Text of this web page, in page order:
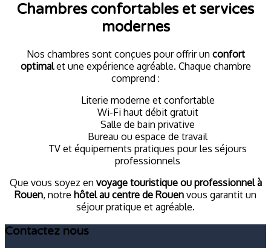
Chambres confortables et services
modernes
Nos chambres sont conçues pour offrir un confort
optimalet une expérience agréable. Chaque chambre
comprend :
Literie moderne et confortable
Wi-Fi haut débit gratuit
Salle de bain privative
Bureau ou espace de travail
TV et équipements pratiques pour les séjours
professionnels
Que vous soyez en voyage touristique ou professionnel à
Rouen, notre hôtel au centre de Rouen vous garantit un
séjour pratique et agréable.
Contactez nous